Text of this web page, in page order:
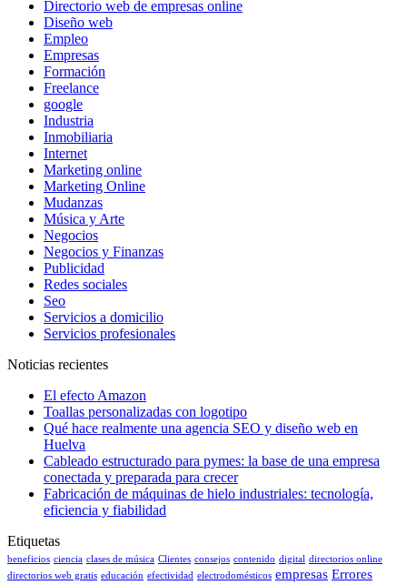
Directorio web de empresas online
Diseño web
Empleo
Empresas
Formación
Freelance
google
Industria
Inmobiliaria
Internet
Marketing online
Marketing Online
Mudanzas
Música y Arte
Negocios
Negocios y Finanzas
Publicidad
Redes sociales
Seo
Servicios a domicilio
Servicios profesionales
Noticias recientes
El efecto Amazon
Toallas personalizadas con logotipo
Qué hace realmente una agencia SEO y diseño web en
Huelva
Cableado estructurado para pymes: la base de una empresa
conectada y preparada para crecer
Fabricación de máquinas de hielo industriales: tecnología,
eficiencia y fiabilidad
Etiquetas
beneficios ciencia clases de música Clientes consejos contenido digital directorios online
directorios web gratis educación efectividad electrodomésticos empresas Errores